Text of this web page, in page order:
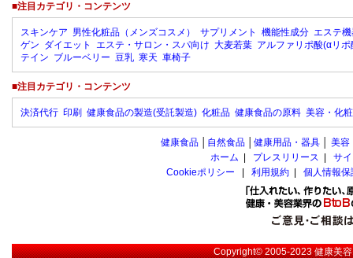
■注目カテゴリ・コンテンツ
スキンケア 男性化粧品（メンズコスメ） サプリメント 機能性成分 エステ
ゲン ダイエット エステ・サロン・スパ向け 大麦若葉 アルファリポ酸(αリポ
テイン ブルーベリー 豆乳 寒天 車椅子
■注目カテゴリ・コンテンツ
決済代行 印刷 健康食品の製造(受託製造) 化粧品 健康食品の原料 美容・化
健康食品 自然食品 健康用品・器具 美容
ホーム
プレスリリース
サ
Cookieポリシー
利用規約 個人情報
Copyright© 2005-2023健康美